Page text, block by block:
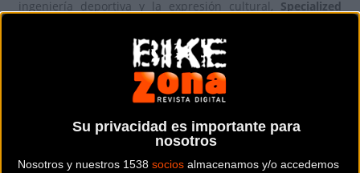
Su privacidad es importante para
nosotros
Nosotros y nuestros 1538 socios almacenamos y/o accedemos
ingeniería deportiva y la expresión cultural, Specialized
SL8 Artist Collab LTD. Esta serie ultra exclusiva no es solo
un despliegue de tecnología aerodinámica, sino un lienzo
sobre ruedas donde tres artistas de renombre
es, actualmente, la bicicleta de carreras más rápida del